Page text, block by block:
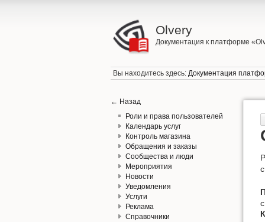
Olvery
Документация к платформе
Вы находитесь здесь:Документация
← Назад
Роли и права пользователей
Календарь услуг
Контроль магазина
Обращения и заказы
Сообщества и люди
Мероприятия
Новости
Уведомления
Услуги
Реклама
Справочники